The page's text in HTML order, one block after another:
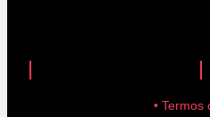
• Termos